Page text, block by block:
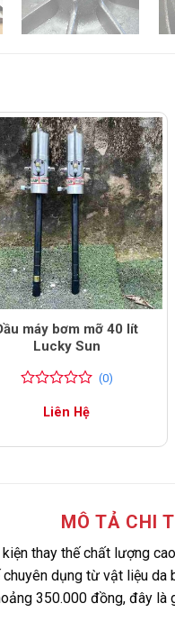
máy bơm mỡ 40 lít
Lucky Sun
(0)
Liên Hệ
MÔ TẢ CHI
kiện thay thế chất lượng
dụng từ vật liệu
350.000 đồng, đây